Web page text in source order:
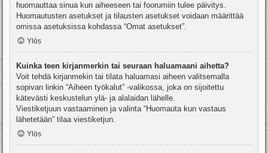
huomauttaa sinua kun aiheeseen tai foorumiin tulee päivitys.
Huomautusten asetukset ja tilausten asetukset voidaan määrittää
omissa asetuksissa kohdassa “Omat asetukset”.
Ylös
Kuinka teen kirjanmerkin tai seuraan haluamaani aihetta?
Voit tehdä kirjanmekin tai tilata haluamasi aiheen valitsemalla
sopivan linkin “Aiheen työkalut” -valikossa, joka on sijoitettu
kätevästi keskustelun ylä- ja alalaidan lähelle.
Viestiketjuun vastaaminen ja valinta “Huomauta kun vastaus
lähetetään” tilaa viestiketjun.
Ylös